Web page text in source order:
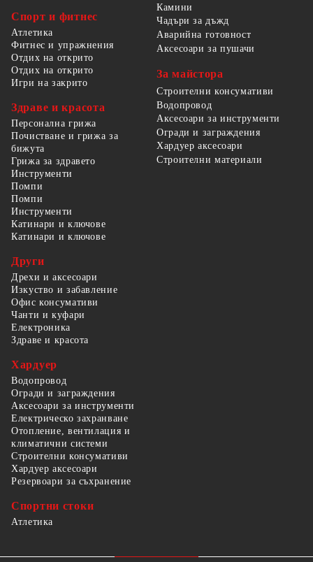
Спорт и фитнес
Атлетика
Фитнес и упражнения
Отдих на открито
Отдих на открито
Игри на закрито
Здраве и красота
Персонална грижа
Почистване и грижа за
бижута
Грижа за здравето
Камини
Чадъри за дъжд
Аварийна готовност
Аксесоари за пушачи
За майстора
Строителни консумативи
Водопровод
Аксесоари за инструменти
Огради и заграждения
Хардуер аксесоари
Строителни материали
Инструменти
Помпи
Помпи
Инструменти
Катинари и ключове
Катинари и ключове
Други
Дрехи и аксесоари
Изкуство и забавление
Офис консумативи
Чанти и куфари
Електроника
Здраве и красота
Хардуер
Водопровод
Огради и заграждения
Аксесоари за инструменти
Електрическо захранване
Отопление, вентилация и
климатични системи
Строителни консумативи
Хардуер аксесоари
Резервоари за съхранение
Спортни стоки
Атлетика